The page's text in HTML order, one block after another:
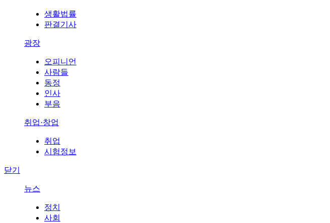
생활법률
판결기사
광장
오피니언
사람들
동정
인사
부음
취업·창업
취업
시험정보
닫기
뉴스
정치
사회